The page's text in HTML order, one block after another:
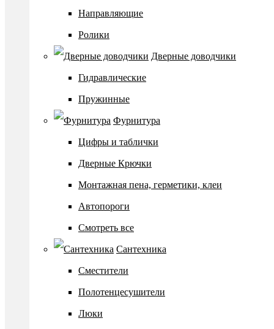
Направляющие
Ролики
Дверные доводчики
Гидравлические
Пружинные
Фурнитура
Цифры и таблички
Дверные Крючки
Монтажная пена, герметики, клеи
Автопороги
Смотреть все
Сантехника
Сместители
Полотенцесушители
Люки